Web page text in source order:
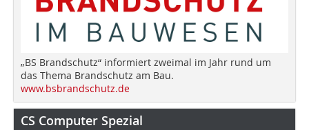
„BS Brandschutz“ informiert zweimal im Jahr rund um
das Thema Brandschutz am Bau.
www.bsbrandschutz.de
CS Computer Spezial